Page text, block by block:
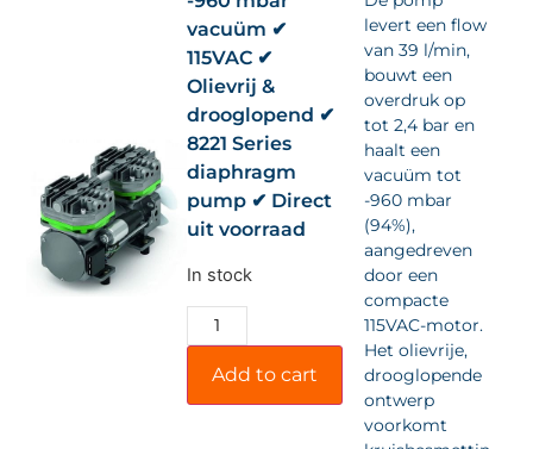
vacuüm ✔
115VAC ✔
Olievrij &
drooglopend ✔
8221 Series
diaphragm
pump ✔ Direct
uit voorraad
In stock
Add to cart
levert een flow
van 39 l/min,
bouwt een
overdruk op
tot 2,4 bar en
haalt een
vacuüm tot
-960 mbar
(94%),
aangedreven
door een
compacte
115VAC-motor.
Het olievrije,
drooglopende
ontwerp
voorkomt